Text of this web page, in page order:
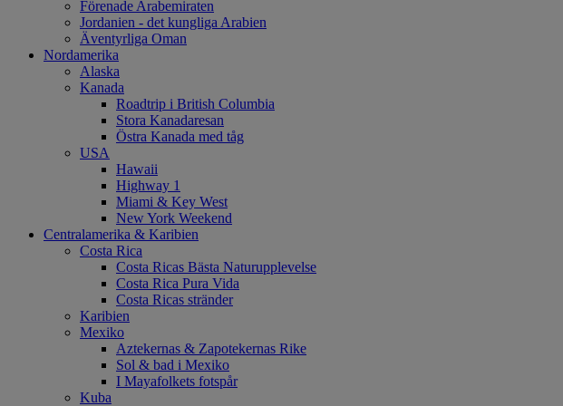
Förenade Arabemiraten
Jordanien - det kungliga Arabien
Äventyrliga Oman
Nordamerika
Alaska
Kanada
Roadtrip i British Columbia
Stora Kanadaresan
Östra Kanada med tåg
USA
Hawaii
Highway 1
Miami & Key West
New York Weekend
Centralamerika & Karibien
Costa Rica
Costa Ricas Bästa Naturupplevelse
Costa Rica Pura Vida
Costa Ricas stränder
Karibien
Mexiko
Aztekernas & Zapotekernas Rike
Sol & bad i Mexiko
I Mayafolkets fotspår
Kuba